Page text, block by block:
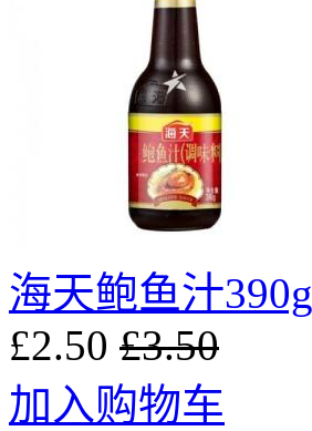
海天鲍鱼汁390g
£2.50 £3.50
加入购物车